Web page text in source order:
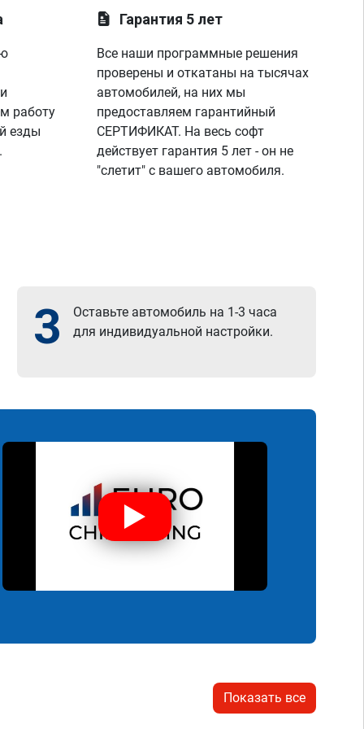
покатался,понаблюдал,радуюсь,заехал к
диагностику,глянули что всё нормально и
я поехал радостный,записавшись к ним
же на чип тюнинг,парни вы лучшие!
спасибо вашей команде за отличную
работу,сервис отличный, рекомендую!
всем добра)
работу
езды
Гарантия 5 лет
Все наши программные решения
проверены и откатаны на тысячах
автомобилей, на них мы
предоставляем гарантийный
СЕРТИФИКАТ. На весь софт
действует гарантия 5 лет - он не
"слетит" с вашего автомобиля.
3
Оставьте автомобиль на 1-3 часа
для индивидуальной настройки.
Показать все